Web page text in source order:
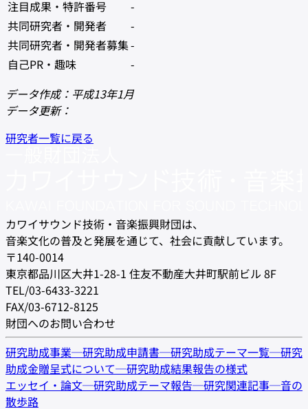
注目成果・特許番号
-
共同研究者・開発者
-
共同研究者・開発者募集-
自己PR・趣味
-
データ作成：平成13年1月
データ更新：
研究者一覧に戻る
カワイサウンド技術・音楽振興財団は、
音楽文化の普及と発展を通じて、社会に貢献しています。
〒140-0014
東京都品川区大井1-28-1 住友不動産大井町駅前ビル 8F
TEL/03-6433-3221
FAX/03-6712-8125
財団へのお問い合わせ
研究助成事業─研究助成申請書─研究助成テーマ一覧─研究
助成金贈呈式について─研究助成結果報告の様式
エッセイ・論文─研究助成テーマ報告─研究関連記事─音の
散歩路